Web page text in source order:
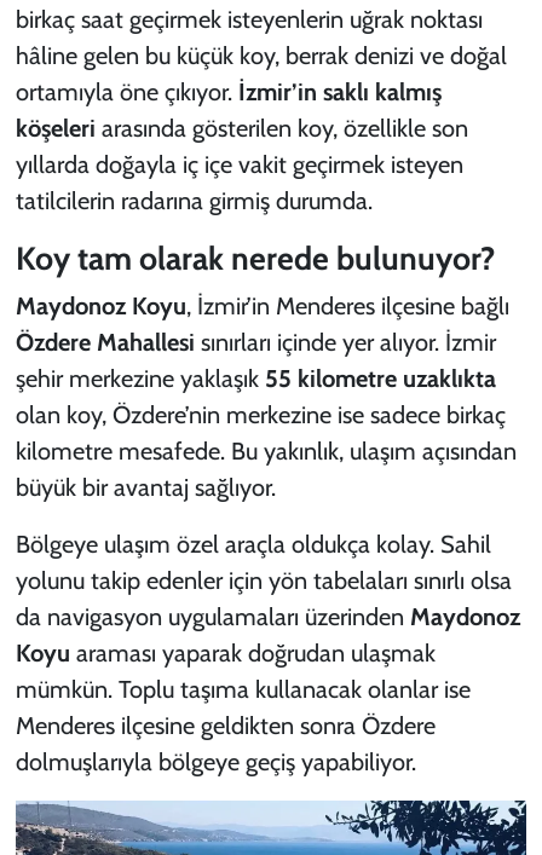
birkaç saat geçirmek isteyenlerin uğrak noktası
hâline gelen bu küçük koy, berrak denizi ve doğal
ortamıyla öne çıkıyor. İzmir’in saklı kalmış
köşeleri arasında gösterilen koy, özellikle son
yıllarda doğayla iç içe vakit geçirmek isteyen
tatilcilerin radarına girmiş durumda.
Koy tam olarak nerede bulunuyor?
Maydonoz Koyu, İzmir’in Menderes ilçesine bağlı
Özdere Mahallesi sınırları içinde yer alıyor. İzmir
şehir merkezine yaklaşık 55 kilometre uzaklıkta
olan koy, Özdere’nin merkezine ise sadece birkaç
kilometre mesafede. Bu yakınlık, ulaşım açısından
büyük bir avantaj sağlıyor.
Bölgeye ulaşım özel araçla oldukça kolay. Sahil
yolunu takip edenler için yön tabelaları sınırlı olsa
da navigasyon uygulamaları üzerinden Maydonoz
Koyu araması yaparak doğrudan ulaşmak
mümkün. Toplu taşıma kullanacak olanlar ise
Menderes ilçesine geldikten sonra Özdere
dolmuşlarıyla bölgeye geçiş yapabiliyor.